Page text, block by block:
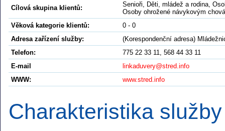
Cílová skupina klientů:
Senioři, Děti, mládež a rodina,
Osoby ohrožené návykovým
Věková kategorie klientů:
0 - 0
Adresa zařízení služby:
(Korespondenční adresa)
Telefon:
775 22 33 11, 568 44 33 11
E-mail
linkaduvery@stred.info
WWW:
www.stred.info
Charakteristika služby